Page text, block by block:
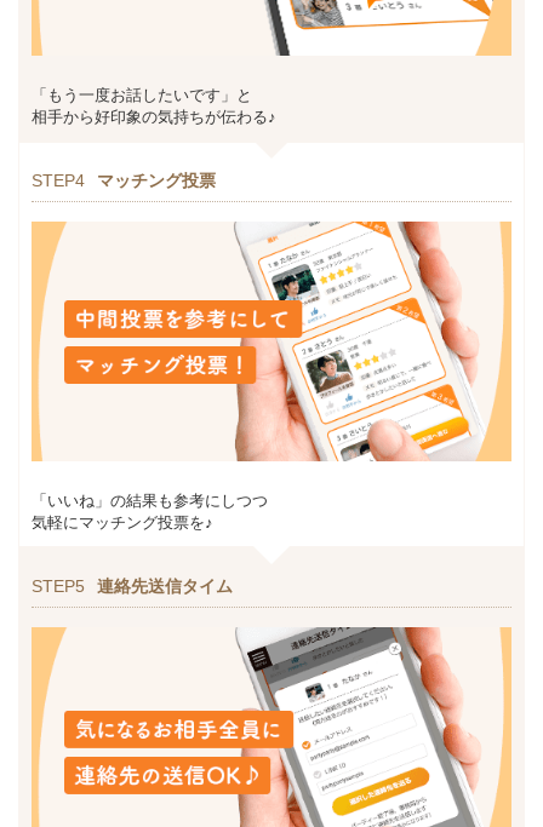
「もう一度お話したいです」と
相手から好印象の気持ちが伝わる♪
STEP4 マッチング投票
「いいね」の結果も参考にしつつ
気軽にマッチング投票を♪
STEP5 連絡先送信タイム